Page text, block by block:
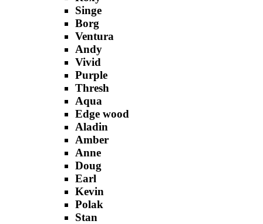
Singe
Borg
Ventura
Andy
Vivid
Purple
Thresh
Aqua
Edge wood
Aladin
Amber
Anne
Doug
Earl
Kevin
Polak
Stan